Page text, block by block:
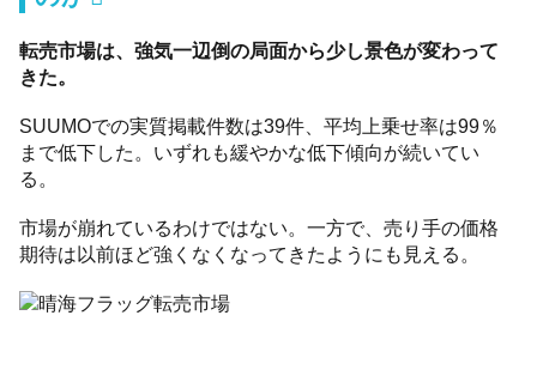
転売市場は、強気一辺倒の局面から少し景色が変わって
きた。
SUUMOでの実質掲載件数は39件、平均上乗せ率は99％
まで低下した。いずれも緩やかな低下傾向が続いてい
る。
市場が崩れているわけではない。一方で、売り手の価格
期待は以前ほど強くなくなってきたようにも見える。